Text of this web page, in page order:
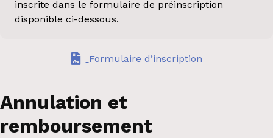
inscrite dans le formulaire de préinscription
disponible ci-dessous.
Formulaire d’inscription
Annulation et
remboursement